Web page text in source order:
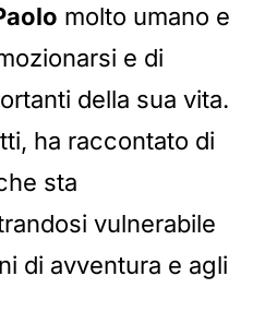
molto umano e
e di
della sua vita.
ha raccontato di
sta
vulnerabile
di avventura e agli